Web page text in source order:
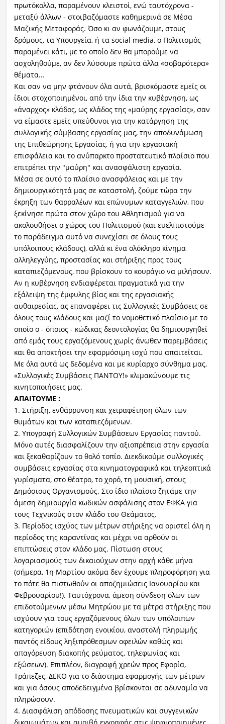
πρωτόκολλα, παραμένουν κλειστοί, ενώ ταυτόχρονα -
μεταξύ άλλων - στοιβαζόμαστε καθημερινά σε Μέσα
Μαζικής Μεταφοράς. Όσο κι αν φωνάζουμε, στους
δρόμους, τα Υπουργεία, ή τα social media, ο Πολιτισμός
παραμένει κάτι, με το οποίο δεν θα μπορούμε να
ασχοληθούμε, αν δεν λύσουμε πρώτα άλλα «σοβαρότερα»
θέματα…
Και σαν να μην φτάνουν όλα αυτά, βρισκόμαστε εμείς οι
ίδιοι στοχοποιημένοι, από την ίδια την κυβέρνηση, ως
«άναρχος» κλάδος, ως κλάδος της «μαύρης εργασίας», σαν
να είμαστε εμείς υπεύθυνοι για την κατάργηση της
συλλογικής σύμβασης εργασίας μας, την αποδυνάμωση
της Επιθεώρησης Εργασίας, ή για την εργασιακή
επισφάλεια και το ανύπαρκτο προστατευτικό πλαίσιο που
επιτρέπει την "μαύρη" και ανασφάλιστη εργασία.
Μέσα σε αυτό το πλαίσιο ανασφάλειας και με την
δημιουργικότητά μας σε καταστολή, ζούμε τώρα την
έκρηξη των θαρραλέων και επώνυμων καταγγελιών, που
ξεκίνησε πρώτα στον χώρο του Αθλητισμού για να
ακολουθήσει ο χώρος του Πολιτισμού (και ευελπιστούμε
το παράδειγμα αυτό να συνεχίσει σε όλους τους
υπόλοιπους κλάδους), αλλά κι ένα ολόκληρο κίνημα
αλληλεγγύης, προστασίας και στήριξης προς τους
καταπιεζόμενους, που βρίσκουν το κουράγιο να μιλήσουν.
Αν η κυβέρνηση ενδιαφέρεται πραγματικά για την
εξάλειψη της έμφυλης βίας και της εργασιακής
αυθαιρεσίας, ας επαναφέρει τις Συλλογικές Συμβάσεις σε
όλους τους κλάδους και μαζί το νομοθετικό πλαίσιο με το
οποίο ο - όποιος - κώδικας δεοντολογίας θα δημιουργηθεί
από εμάς τους εργαζόμενους χωρίς άνωθεν παρεμβάσεις
και θα αποκτήσει την εφαρμόσιμη ισχύ που απαιτείται.
Με όλα αυτά ως δεδομένα και με κυρίαρχο σύνθημα μας,
«Συλλογικές Συμβάσεις ΠΑΝΤΟΥ!» κλιμακώνουμε τις
κινητοποιήσεις μας.
ΑΠΑΙΤΟΥΜΕ :
1. Στήριξη, ενθάρρυνση και χειραφέτηση όλων των
θυμάτων και των καταπιεζόμενων.
2. Υπογραφή Συλλογικών Συμβάσεων Εργασίας παντού.
Μόνο αυτές διασφαλίζουν την αξιοπρέπεια στην εργασία
και ξεκαθαρίζουν το θολό τοπίο. Διεκδικούμε συλλογικές
συμβάσεις εργασίας στα κινηματογραφικά και τηλεοπτικά
γυρίσματα, στο θέατρο, το χορό, τη μουσική, στους
Δημόσιους Οργανισμούς. Στο ίδιο πλαίσιο ζητάμε την
άμεση δημιουργία κωδικών ασφάλισης στον ΕΦΚΑ για
τους Τεχνικούς στον κλάδο του Θεάματος.
3. Περίοδος ισχύος των μέτρων στήριξης να οριστεί όλη η
περίοδος της καραντίνας και μέχρι να αρθούν οι
επιπτώσεις στον κλάδο μας. Πίστωση στους
λογαριασμούς των δικαιούχων στην αρχή κάθε μήνα
(σήμερα, 1η Μαρτίου ακόμα δεν έχουμε πληροφόρηση για
το πότε θα πιστωθούν οι αποζημιώσεις Ιανουαρίου και
Φεβρουαρίου!). Ταυτόχρονα, άμεση σύνδεση όλων των
επιδοτούμενων μέσω Μητρώου με τα μέτρα στήριξης που
ισχύουν για τους εργαζόμενους όλων των υπόλοιπων
κατηγοριών (επιδότηση ενοικίου, αναστολή πληρωμής
παντός είδους ληξιπρόθεσμων οφειλών καθώς και
απαγόρευση διακοπής ρεύματος, τηλεφωνίας και
εξώσεων). Επιπλέον, διαγραφή χρεών προς Εφορία,
Τράπεζες, ΔΕΚΟ για το διάστημα εφαρμογής των μέτρων
και για όσους αποδεδειγμένα βρίσκονται σε αδυναμία να
πληρώσουν.
4. Διασφάλιση απόδοσης πνευματικών και συγγενικών